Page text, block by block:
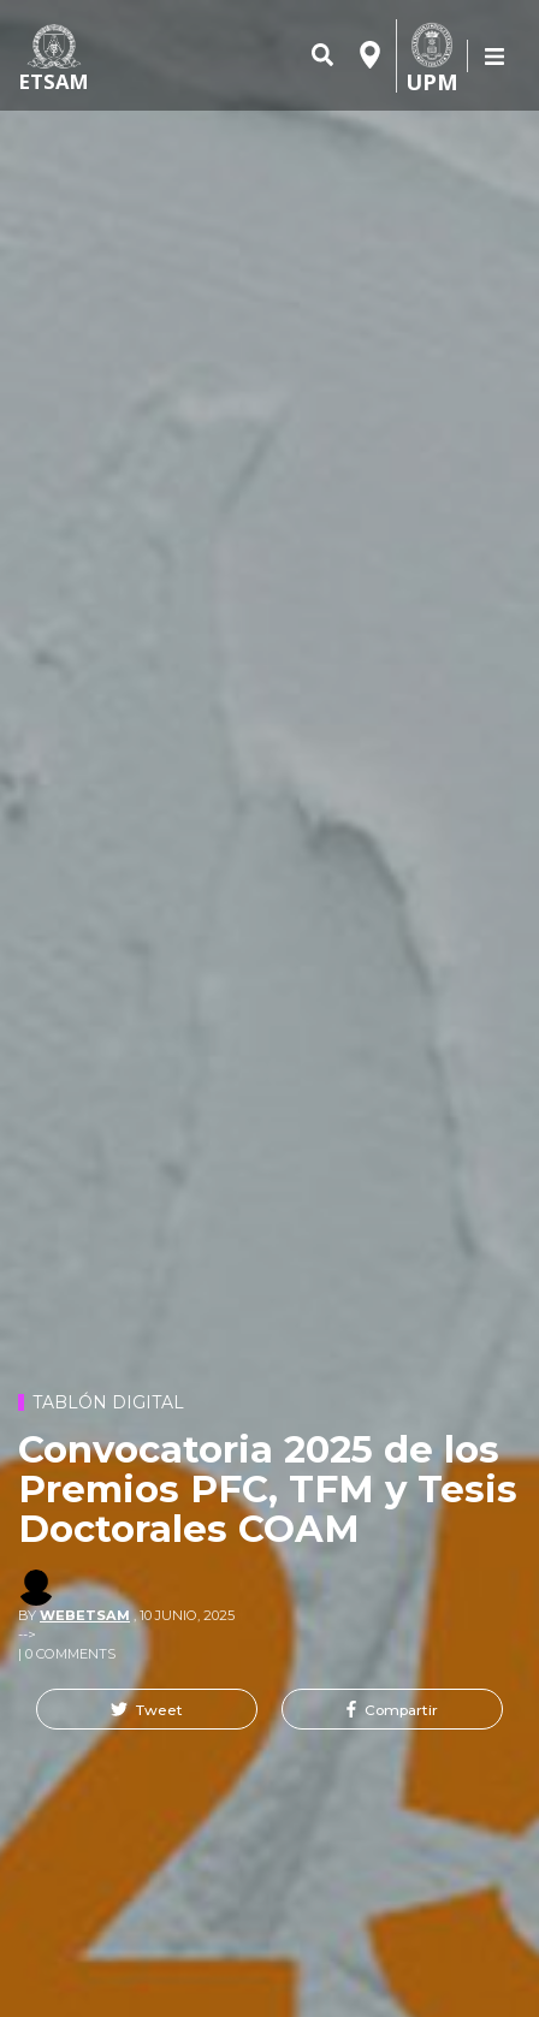
ETSAM UPM
TABLÓN DIGITAL
Convocatoria 2025 de los
Premios PFC, TFM y Tesis
Doctorales COAM
BY WEBETSAM ,10 JUNIO, 2025
-->
| 0 COMMENTS
Tweet Compartir